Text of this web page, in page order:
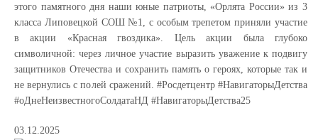
этого памятного дня наши юные патриоты, «Орлята России» из 3
класса Липовецкой СОШ №1, с особым трепетом приняли участие
в акции «Красная гвоздика». Цель акции была глубоко
символичной: через личное участие выразить уважение к подвигу
защитников Отечества и сохранить память о героях, которые так и
не вернулись с полей сражений. #Росдетцентр #НавигаторыДетства
#оДнеНеизвестногоСолдатаНД #НавигаторыДетства25
03.12.2025